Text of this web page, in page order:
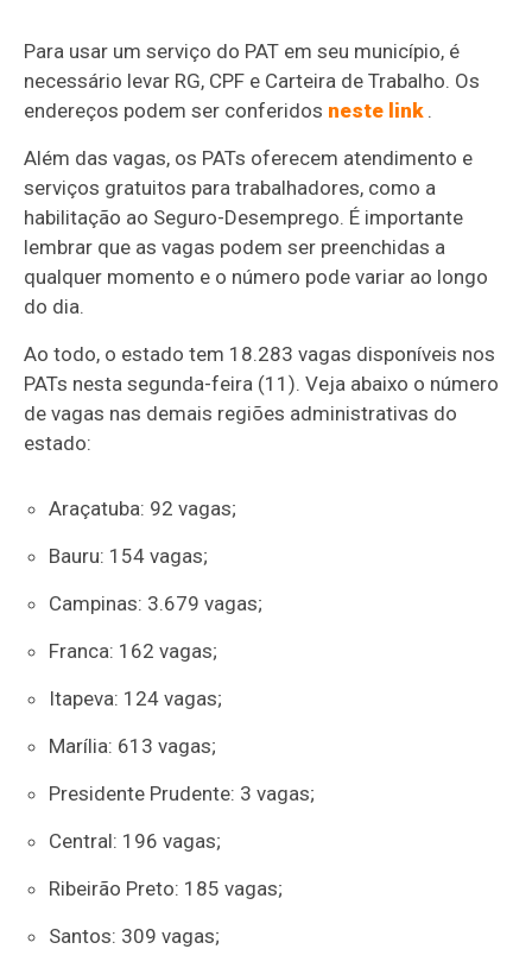
Para usar um serviço do PAT em seu município, é
necessário levar RG, CPF e Carteira de Trabalho. Os
endereços podem ser conferidos neste link.
Além das vagas, os PATs oferecem atendimento e
serviços gratuitos para trabalhadores, como a
habilitação ao Seguro-Desemprego. É importante
lembrar que as vagas podem ser preenchidas a
qualquer momento e o número pode variar ao longo
do dia.
Ao todo, o estado tem 18.283 vagas disponíveis nos
PATs nesta segunda-feira (11). Veja abaixo o número
de vagas nas demais regiões administrativas do
estado:
Araçatuba: 92 vagas;
Bauru: 154 vagas;
Campinas: 3.679 vagas;
Franca: 162 vagas;
Itapeva: 124 vagas;
Marília: 613 vagas;
Presidente Prudente: 3 vagas;
Central: 196 vagas;
Ribeirão Preto: 185 vagas;
Santos: 309 vagas;